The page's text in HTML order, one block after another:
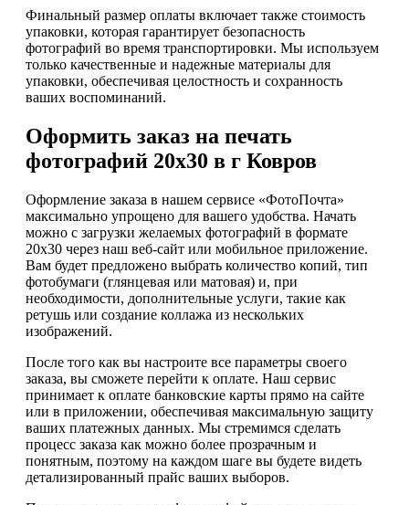
Финальный размер оплаты включает также стоимость
упаковки, которая гарантирует безопасность
фотографий во время транспортировки. Мы используем
только качественные и надежные материалы для
упаковки, обеспечивая целостность и сохранность
ваших воспоминаний.
Оформить заказ на печать
фотографий 20х30 в г Ковров
Оформление заказа в нашем сервисе «ФотоПочта»
максимально упрощено для вашего удобства. Начать
можно с загрузки желаемых фотографий в формате
20х30 через наш веб-сайт или мобильное приложение.
Вам будет предложено выбрать количество копий, тип
фотобумаги (глянцевая или матовая) и, при
необходимости, дополнительные услуги, такие как
ретушь или создание коллажа из нескольких
изображений.
После того как вы настроите все параметры своего
заказа, вы сможете перейти к оплате. Наш сервис
принимает к оплате банковские карты прямо на сайте
или в приложении, обеспечивая максимальную защиту
ваших платежных данных. Мы стремимся сделать
процесс заказа как можно более прозрачным и
понятным, поэтому на каждом шаге вы будете видеть
детализированный прайс ваших выборов.